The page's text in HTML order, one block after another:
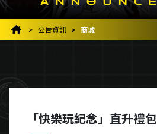
公告資訊 商城
「快樂玩紀念」直升禮包